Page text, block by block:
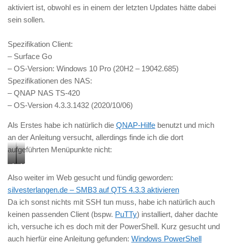
aktiviert ist, obwohl es in einem der letzten Updates hätte dabei
sein sollen.
Spezifikation Client:
– Surface Go
– OS-Version: Windows 10 Pro (20H2 – 19042.685)
Spezifikationen des NAS:
– QNAP NAS TS-420
– OS-Version 4.3.3.1432 (2020/10/06)
Als Erstes habe ich natürlich die QNAP-Hilfe benutzt und mich
an der Anleitung versucht, allerdings finde ich die dort
aufgeführten Menüpunkte nicht:
Menüpunkte
laut
Anleitung
Menüpunkte
bei
mir
Also weiter im Web gesucht und fündig geworden:
silvesterlangen.de – SMB3 auf QTS 4.3.3 aktivieren
Da ich sonst nichts mit SSH tun muss, habe ich natürlich auch
keinen passenden Client (bspw. PuTTy) installiert, daher dachte
ich, versuche ich es doch mit der PowerShell. Kurz gesucht und
auch hierfür eine Anleitung gefunden: Windows PowerShell